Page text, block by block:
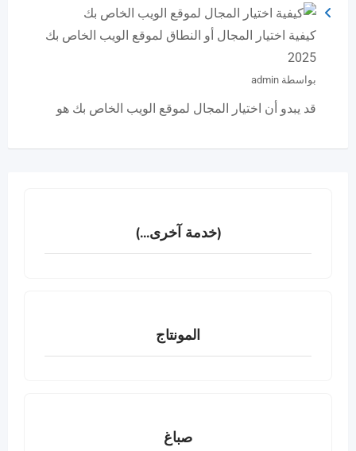
كيفية اختيار المجال أو النطاق لموقع الويب الخاص بك
2025
بواسطة admin
قد يبدو أن اختيار المجال لموقع الويب الخاص بك هو
(خدمة آخرى...)
المونتاج
صباغ